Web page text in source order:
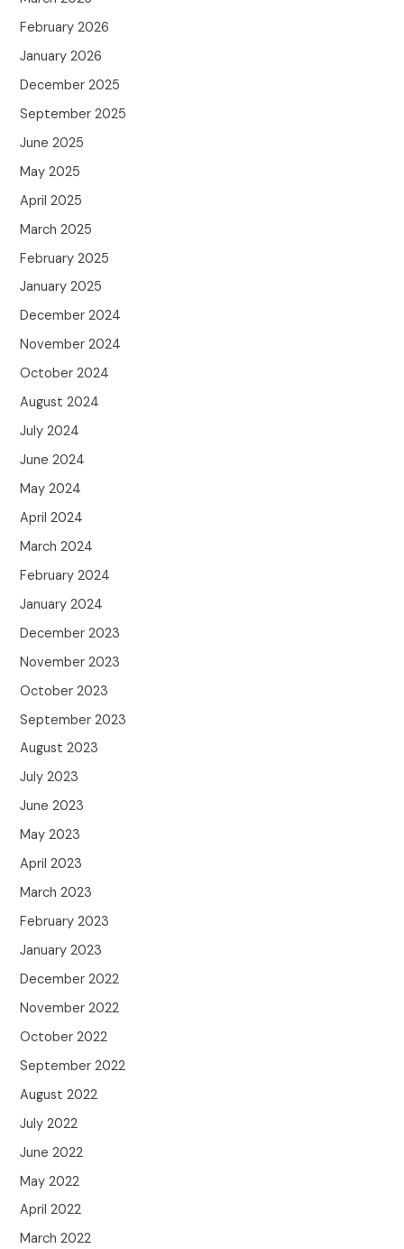
February 2026
January 2026
December 2025
September 2025
June 2025
May 2025
April 2025
March 2025
February 2025
January 2025
December 2024
November 2024
October 2024
August 2024
July 2024
June 2024
May 2024
April 2024
March 2024
February 2024
January 2024
December 2023
November 2023
October 2023
September 2023
August 2023
July 2023
June 2023
May 2023
April 2023
March 2023
February 2023
January 2023
December 2022
November 2022
October 2022
September 2022
August 2022
July 2022
June 2022
May 2022
April 2022
March 2022